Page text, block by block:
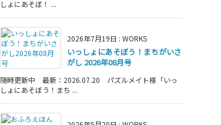
しょにあそぼ！ ...
2026年7月19日 : WORKS
いっしょにあそぼう！まちがいさ
がし 2026年08月号
随時更新中 最新：2026.07.20 パズルメイト様「いっ
しょにあそぼう！まち ...